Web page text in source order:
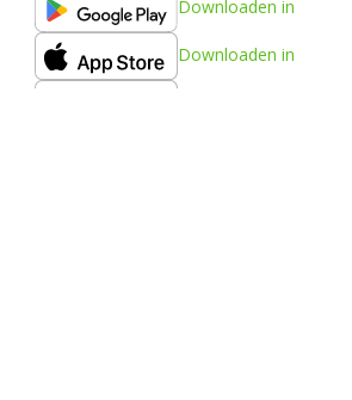
Downloaden in
Downloaden in